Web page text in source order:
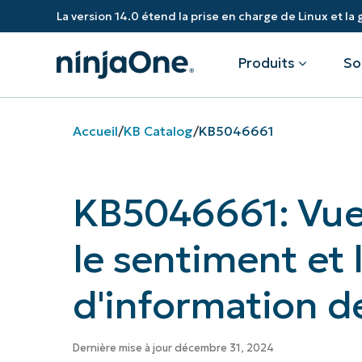
La version 14.0 étend la prise en charge de Linux et la
Produits
Produits
Gestion des terminaux
Accès à
RMM
Gestion des correctifs
Gestion
Sécurité
Gestion
Par secteur d'activité
Technologie
Santé
Gouvernement Fédéral
Gouvernements locaux et
Éducation
Institutions financières
Partenaires
Vue d'ensemble
Développez votre activité et
Revendeurs à valeur ajoutée
Apportez davantage de valeur
ajoutée, pour des clients satisfaits.
Ressources
Centre de ressources
Blog
Calculateur de retour sur
Centre de confidentialité
Accueil/KB Catalog/KB5046661
KB5046661:
le sentiment et
d'information
Dernière mise à jour décembre 31, 2024